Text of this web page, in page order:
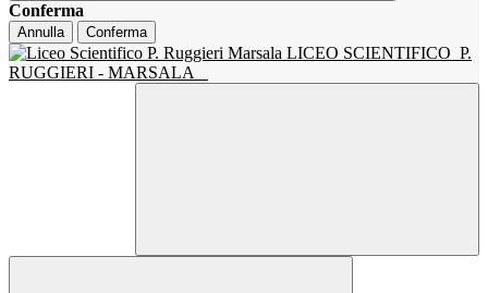
Conferma
Annulla Conferma
LICEO SCIENTIFICO P.
RUGGIERI - MARSALA